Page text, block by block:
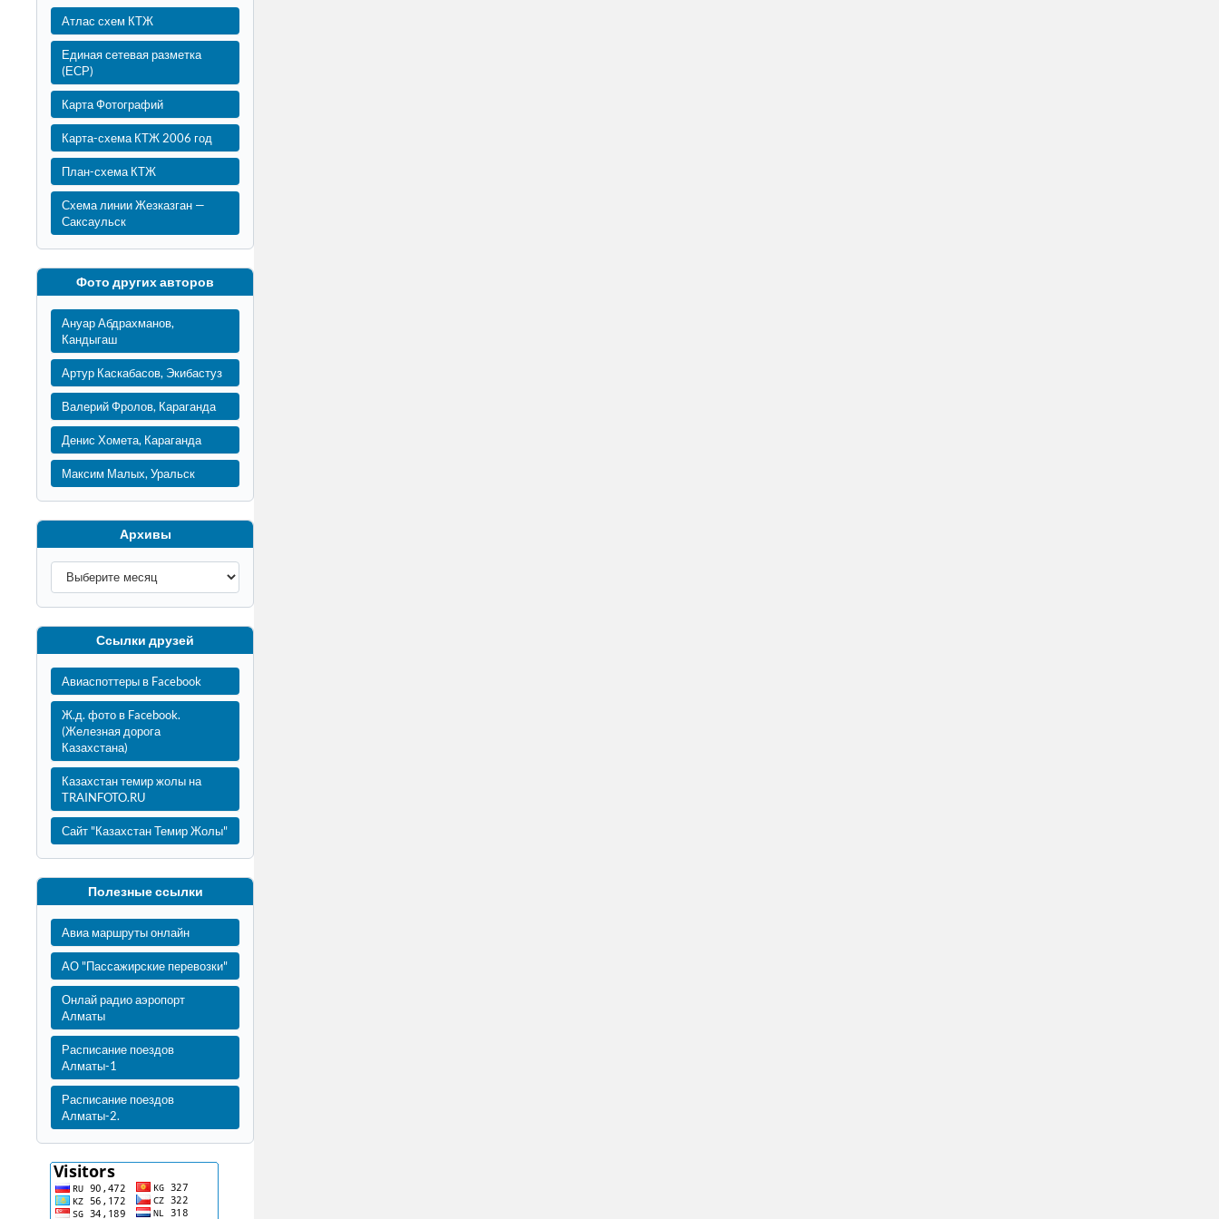
Атлас схем КТЖ
Единая сетевая разметка
(ЕСР)
Карта Фотографий
Карта-схема КТЖ 2006 год
План-схема КТЖ
Схема линии Жезказган —
Саксаульск
Фото других авторов
Ануар Абдрахманов,
Кандыгаш
Артур Каскабасов, Экибастуз
Валерий Фролов, Караганда
Денис Хомета, Караганда
Максим Малых, Уральск
Архивы
Ссылки друзей
Авиаспоттеры в Facebook
Ж.д. фото в Facebook.
(Железная дорога
Казахстана)
Казахстан темир жолы на
TRAINFOTO.RU
Сайт "Казахстан Темир Жолы"
Полезные ссылки
Авиа маршруты онлайн
АО "Пассажирские перевозки"
Онлай радио аэропорт
Алматы
Расписание поездов
Алматы-1
Расписание поездов
Алматы-2.